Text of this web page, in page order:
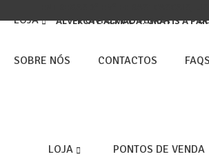
ALVERCA E ALMADA. GRÁTIS A
LOJA PONTOS DE VENDA
LOJA PONTOS DE VENDA
SOBRE NÓS CONTACTOS FAQS